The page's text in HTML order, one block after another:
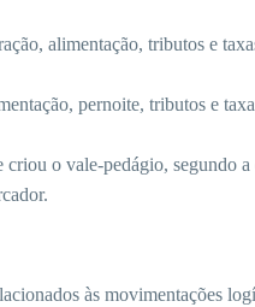
alimentação, tributos e
pernoite, tributos e
o vale-pedágio, segundo
às movimentações